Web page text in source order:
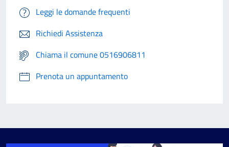
Leggi le domande frequenti
Richiedi Assistenza
Chiama il comune 0516906811
Prenota un appuntamento